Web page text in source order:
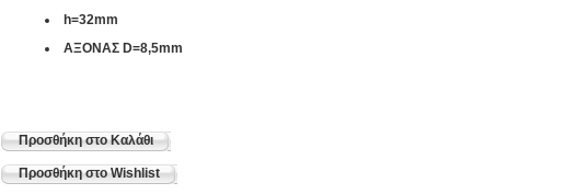
h=32mm
ΑΞΟΝΑΣ D=8,5mm
Προσθήκη στο Καλάθι
Προσθήκη στο Wishlist